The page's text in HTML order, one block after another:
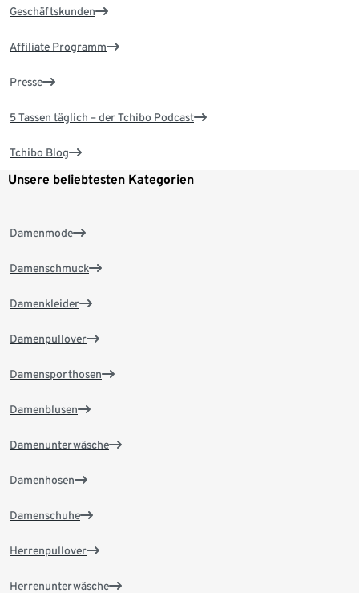
Geschäftskunden
Affiliate Programm
Presse
5 Tassen täglich – der Tchibo Podcast
Tchibo Blog
Unsere beliebtesten Kategorien
Damenmode
Damenschmuck
Damenkleider
Damenpullover
Damensporthosen
Damenblusen
Damenunterwäsche
Damenhosen
Damenschuhe
Herrenpullover
Herrenunterwäsche